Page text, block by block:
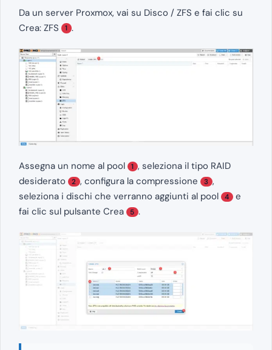
Da un server Proxmox, vai su Disco / ZFS e fai clic su
Crea: ZFS
1 .
Assegna un nome al pool 1 , seleziona il tipo RAID
desiderato
2 , configura la compressione 3 ,
seleziona i dischi che verranno aggiunti al pool
4 e
fai clic sul pulsante Crea
5 .